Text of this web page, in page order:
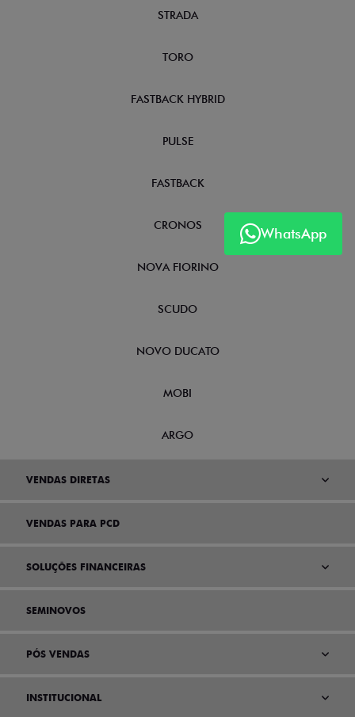
WhatsApp
STRADA
TORO
FASTBACK HYBRID
PULSE
FASTBACK
CRONOS
NOVA FIORINO
SCUDO
NOVO DUCATO
MOBI
ARGO
VENDAS DIRETAS
VENDAS PARA PCD
SOLUÇÕES FINANCEIRAS
SEMINOVOS
PÓS VENDAS
INSTITUCIONAL